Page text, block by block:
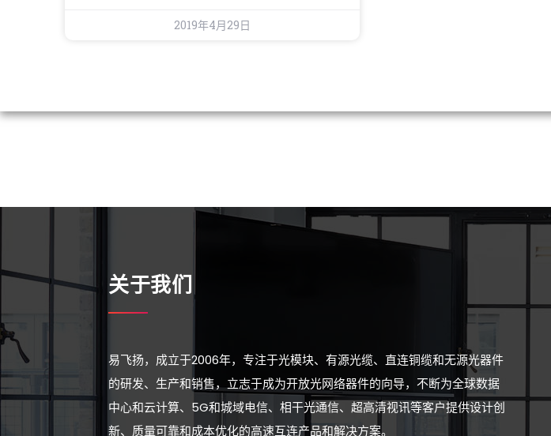
2019年4月29日
关于我们
易飞扬，成立于2006年，专注于光模块、有源光缆、直连铜缆和无源光器件
的研发、生产和销售，立志于成为开放光网络器件的向导，不断为全球数据
中心和云计算、5G和城域电信、相干光通信、超高清视讯等客户提供设计创
新、质量可靠和成本优化的高速互连产品和解决方案。